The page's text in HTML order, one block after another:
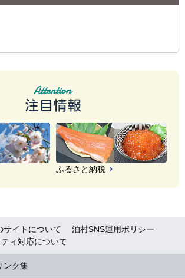
注目情報
ふるさと納税
サイトについて
泊村SNS運用ポリシー
ィ対応について
ンク集